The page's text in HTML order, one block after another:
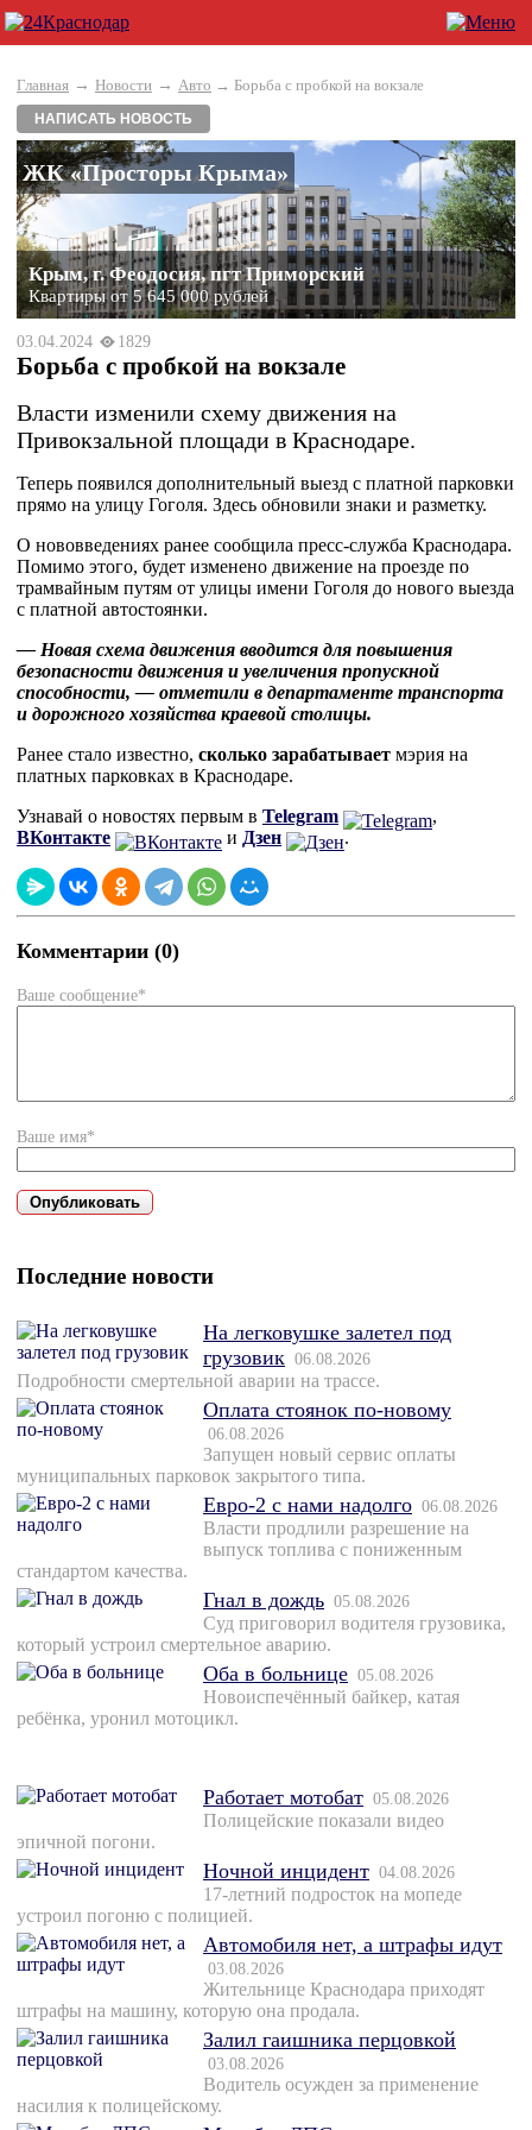
Главная → Новости → Авто → Борьба с пробкой на вокзале
НАПИСАТЬ НОВОСТЬ
ЖК «Просторы Крыма»
Крым, г. Феодосия, пгт Приморский
Квартиры от 5 645 000 рублей
03.04.2024 1829
Борьба с пробкой на вокзале
Власти изменили схему движения на
Привокзальной площади в Краснодаре.
Теперь появился дополнительный выезд с платной парковки
прямо на улицу Гоголя. Здесь обновили знаки и разметку.
О нововведениях ранее сообщила пресс-служба Краснодара.
Помимо этого, будет изменено движение на проезде по
трамвайным путям от улицы имени Гоголя до нового выезда
с платной автостоянки.
— Новая схема движения вводится для повышения
безопасности движения и увеличения пропускной
способности, — отметили в департаменте транспорта
и дорожного хозяйства краевой столицы.
Ранее стало известно, сколько зарабатывает мэрия на
платных парковках в Краснодаре.
Узнавай о новостях первым в Telegram
,
ВКонтакте
и Дзен .
Комментарии (0)
Ваше сообщение*
Ваше имя*
Последние новости
На легковушке залетел под
грузовик 06.08.2026
Подробности смертельной аварии на трассе.
Оплата стоянок по-новому
06.08.2026
Запущен новый сервис оплаты
муниципальных парковок закрытого типа.
Евро-2 с нами надолго 06.08.2026
Власти продлили разрешение на
выпуск топлива с пониженным
стандартом качества.
Гнал в дождь 05.08.2026
Суд приговорил водителя грузовика,
который устроил смертельное аварию.
Оба в больнице 05.08.2026
Новоиспечённый байкер, катая
ребёнка, уронил мотоцикл.
Работает мотобат 05.08.2026
Полицейские показали видео
эпичной погони.
Ночной инцидент 04.08.2026
17-летний подросток на мопеде
устроил погоню с полицией.
Автомобиля нет, а штрафы идут
03.08.2026
Жительнице Краснодара приходят
штрафы на машину, которую она продала.
Залил гаишника перцовкой
03.08.2026
Водитель осужден за применение
насилия к полицейскому.